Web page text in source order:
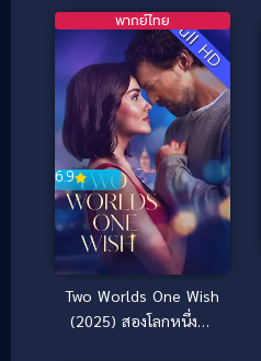
Full HD
6.9
พากย์ไทย
Two Worlds One Wish
(2025) สองโลกหนึ่งคำ